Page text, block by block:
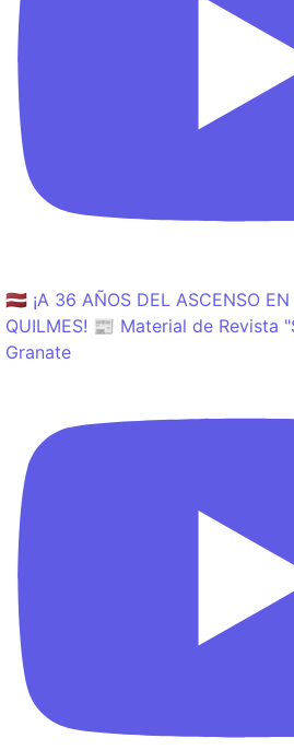
🇱🇻 ¡A 36 AÑOS DEL ASCENSO
QUILMES! 📰 Material de Revista
Granate